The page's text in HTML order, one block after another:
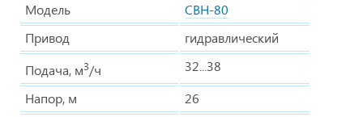
Модель
СВН-80
Привод
гидравлический
Подача, м3/ч
32...38
Напор, м
26